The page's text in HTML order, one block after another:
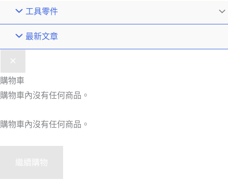
工具零件
最新文章
購物車
購物車內沒有任何商品。
購物車內沒有任何商品。
繼續購物